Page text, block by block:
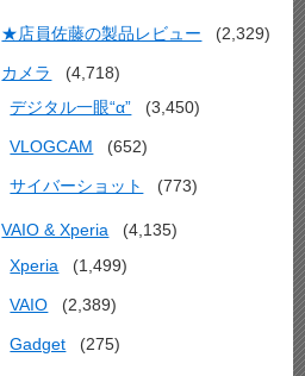
★店員佐藤の製品レビュー (2,329)
カメラ
(4,718)
デジタル一眼“α”
(3,450)
VLOGCAM (652)
サイバーショット (773)
VAIO & Xperia
(4,135)
Xperia
(1,499)
VAIO (2,389)
Gadget (275)